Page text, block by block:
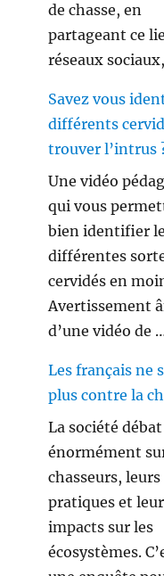
de chasse, en
partageant ce
réseaux
Savez vous
différents
trouver l’intrus
Une vidéo
qui vous
bien identifier
différentes
cervidés en
Avertissement
d’une vidéo de
Les français ne
plus contre la
La société débat
énormément
chasseurs, leurs
pratiques et
impacts sur les
écosystèmes.